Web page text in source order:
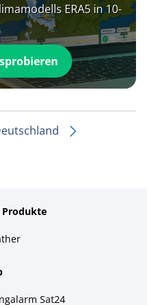
ERA5 in 10-
Produkte
Sat24